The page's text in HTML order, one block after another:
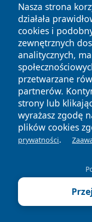
7 sierpnia
Punkt
7 sierpnia
7 sierpnia
Nie
Śląsku
Blisko
Byłej
6 sierpnia
Nasza strona
działała
cookies i
zewnętrznych
analitycznych,
przetwarzane
partnerów.
strony lub
wyrażasz zgodę
plików cookies
prywatności.